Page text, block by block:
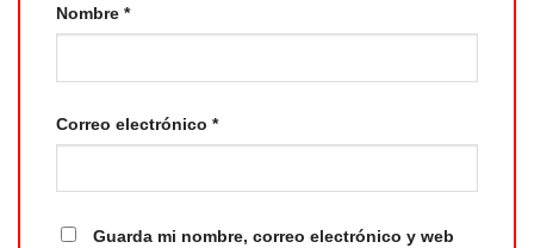
Nombre *
Correo electrónico *
Guarda mi nombre, correo electrónico y web